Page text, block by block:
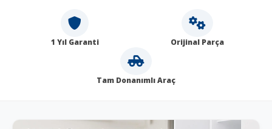
1 Yıl Garanti Orijinal Parça
Tam Donanımlı Araç